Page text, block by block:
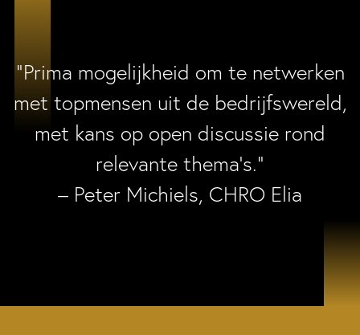
“Prima mogelijkheid om te netwerken
met topmensen uit de bedrijfswereld,
met kans op open discussie rond
relevante thema’s.”
– Peter Michiels, CHRO Elia